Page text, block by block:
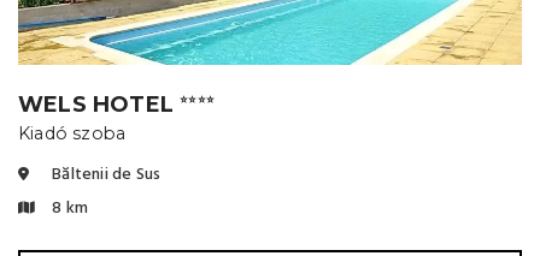
WELS HOTEL⭐⭐⭐⭐
Kiadó szoba
Băltenii de Sus
8 km